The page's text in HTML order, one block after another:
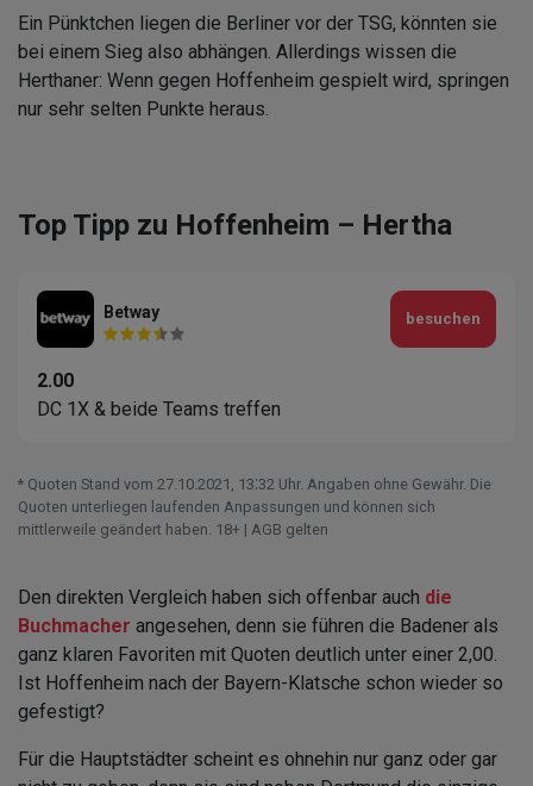
Ein Pünktchen liegen die Berliner vor der TSG, könnten sie
bei einem Sieg also abhängen. Allerdings wissen die
Herthaner: Wenn gegen Hoffenheim gespielt wird, springen
nur sehr selten Punkte heraus.
Top Tipp zu Hoffenheim – Hertha
Betway
2.00
DC 1X & beide Teams treffen
besuchen
* Quoten Stand vom 27.10.2021‚ 13⁚32 Uhr. Angaben ohne Gewähr. Die
Quoten unterliegen laufenden Anpassungen und können sich
mittlerweile geändert haben. 18+ | AGB gelten
Den direkten Vergleich haben sich offenbar auch die
Buchmacher angesehen, denn sie führen die Badener als
ganz klaren Favoriten mit Quoten deutlich unter einer 2,00.
Ist Hoffenheim nach der Bayern-Klatsche schon wieder so
gefestigt?
Für die Hauptstädter scheint es ohnehin nur ganz oder gar